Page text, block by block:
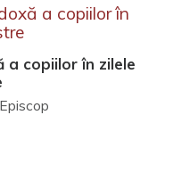
a copiilor în zilele